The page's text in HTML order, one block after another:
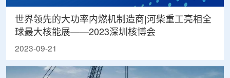
世界领先的大功率内燃机制造商|河柴重工亮相全
球最大核能展——2023深圳核博会
2023-09-21